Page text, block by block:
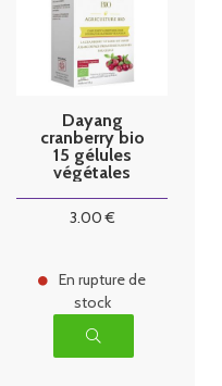
Dayang
cranberry bio
15 gélules
végétales
3.00€
En rupture de
stock